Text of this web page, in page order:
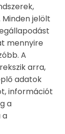
jelölt
mennyire
A
arra,
adatok
információt
a
a